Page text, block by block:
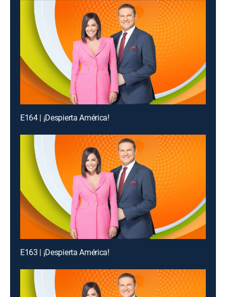
E164 | ¡Despierta América!
E163 | ¡Despierta América!